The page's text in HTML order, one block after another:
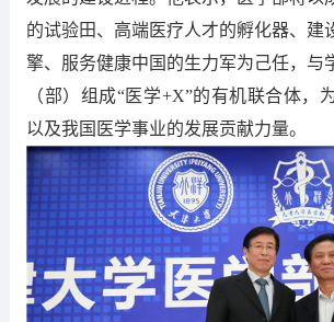
的试验田、高端医疗人才的孵化器、建
擎、服务健康中国的生力军为己任，与
（部）组成“医学+X”的有机联合体，
以及我国医学事业的发展贡献力量。